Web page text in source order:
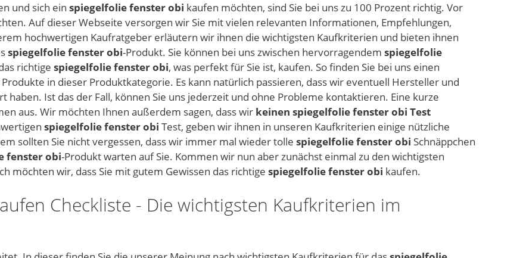
und sich ein spiegelfolie fenster obi kaufen möchten, sind Sie bei uns zu 100 Prozent richtig. Vor
Auf dieser Webseite versorgen wir Sie mit vielen relevanten Informationen, Empfehlungen,
hochwertigen Kaufratgeber erläutern wir ihnen die wichtigsten Kaufkriterien und bieten ihnen
spiegelfolie fenster obi-Produkt. Sie können bei uns zwischen hervorragendem spiegelfolie
richtige spiegelfolie fenster obi, was perfekt für Sie ist, kaufen. So finden Sie bei uns einen
in dieser Produktkategorie. Es kann natürlich passieren, dass wir eventuell Hersteller und
haben. Ist das der Fall, können Sie uns jederzeit und ohne Probleme kontaktieren. Eine kurze
aus. Wir möchten Ihnen außerdem sagen, dass wir keinen spiegelfolie fenster obi Test
spiegelfolie fenster obi Test, geben wir ihnen in unseren Kaufkriterien einige nützliche
sollten Sie nicht vergessen, dass wir immer mal wieder tolle spiegelfolie fenster obi Schnäppchen
fenster obi-Produkt warten auf Sie. Kommen wir nun aber zunächst einmal zu den wichtigsten
möchten wir, dass Sie mit gutem Gewissen das richtige spiegelfolie fenster obi kaufen.
Checkliste - Die wichtigsten Kaufkriterien im